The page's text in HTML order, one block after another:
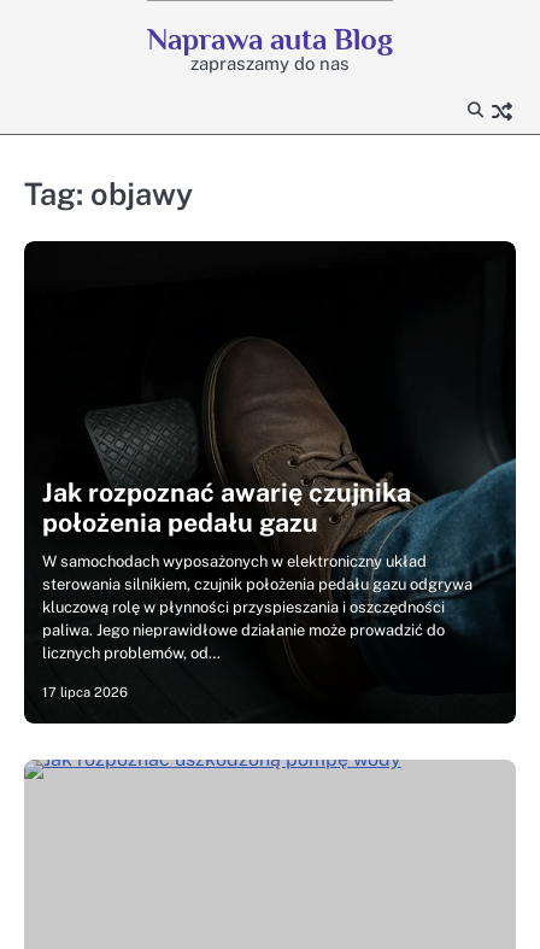
Naprawa auta Blog
zapraszamy do nas
Tag: objawy
Jak rozpoznać awarię czujnika
położenia pedału gazu
W samochodach wyposażonych w elektroniczny układ
sterowania silnikiem, czujnik położenia pedału gazu odgrywa
kluczową rolę w płynności przyspieszania i oszczędności
paliwa. Jego nieprawidłowe działanie może prowadzić do
licznych problemów, od…
17 lipca 2026